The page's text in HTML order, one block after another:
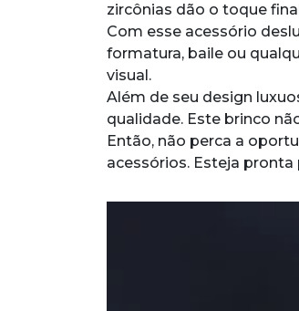
zircônias dão o toque
Com esse acessório
formatura, baile ou
visual.
Além de seu design
qualidade. Este brinco
Então, não perca a
acessórios. Esteja